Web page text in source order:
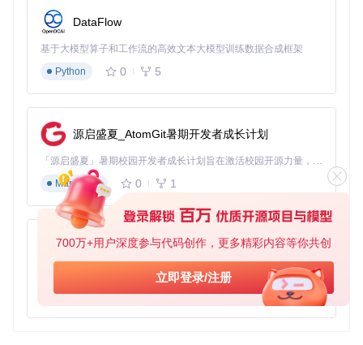
700万+用户深度参与代码创作，更多精彩内容等你共创
立即登录/注册
运行
n-ios启动应用。
现在，你已经准备好进入Movie Swiper的世界，开启你的电影
探索之旅吧！
DataFlow
基于大模型算子和工作流的高效文本大模型训练数据合成框架
Python
0 5
源启盛夏_AtomGit暑期开发者成长计划
「源启盛夏」暑期校园开发者成长计划旨在激活校园开源力量，通过积分激励、认证扶持、资源倾斜等形式，引导高校组织和开发者完成「入驻 — 建项目 — 做贡献 — 获认证 — 得资源」的完整闭环。无论你是想带领社团入驻平台的组织者，还是希望用代码贡献证明自己的开发者，都能在这里找到属于你的成长路径。
Markdown
0 1
py-xiaozhi
基于Python的Xiaozhi AI，适用于想要完整Xiaozhi体验而无需拥有专用硬件的用户。
Python
0 1